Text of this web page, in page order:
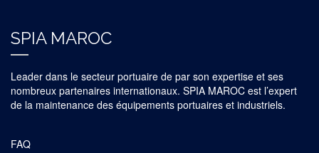
SPIA MAROC
Leader dans le secteur portuaire de par son expertise et ses
nombreux partenaires internationaux. SPIA MAROC est l’expert
de la maintenance des équipements portuaires et industriels.
FAQ